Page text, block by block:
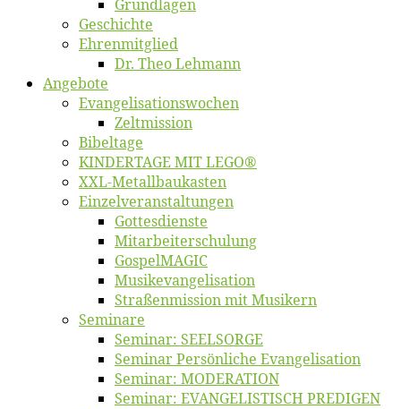
Grund­la­gen
Ge­schich­te
Eh­ren­mit­glied
Dr. Theo Lehmann
An­ge­bo­te
Evangelisa­tions­wo­chen
Zelt­mis­si­on
Bi­bel­ta­ge
KINDERTAGE MIT LEGO®
XXL-Me­­tal­l­­bau­­kas­­ten
Einzelver­an­stal­tungen
Got­tes­diens­te
Mitarbeiter­schulung
Gos­pel­MA­GIC
Musikevan­ge­li­sa­tion
Straßenmis­sion mit Musikern
Se­mi­na­re
Se­mi­nar: SEELSORGE
Se­mi­nar Per­sön­li­che Evangelisation
Se­mi­nar: MODERATION
Se­mi­nar: EVANGELISTISCH PREDIGEN